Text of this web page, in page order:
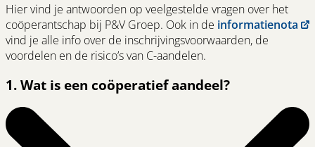
Hier vind je antwoorden op veelgestelde vragen over het
coöperantschap bij P&V Groep. Ook in de informatienota
vind je alle info over de inschrijvingsvoorwaarden, de
voordelen en de risico’s van C-aandelen.
1. Wat is een coöperatief aandeel?